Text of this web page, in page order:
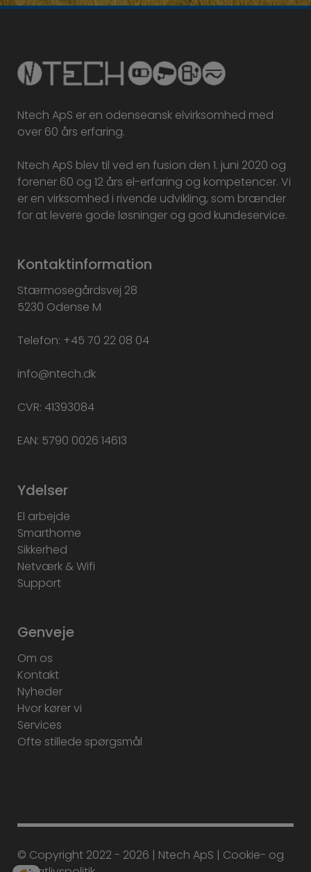
Ntech ApS er en odenseansk elvirksomhed med
over 60 års erfaring.
Ntech ApS blev til ved en fusion den 1. juni 2020 og
forener 60 og 12 års el-erfaring og kompetencer. Vi
er en virksomhed i rivende udvikling, som brænder
for at levere gode løsninger og god kundeservice.
Kontaktinformation
Stærmosegårdsvej 28
5230 Odense M
Telefon: +45 70 22 08 04
info@ntech.dk
CVR: 41393084
EAN: 5790 0026 14613
Ydelser
El arbejde
Smarthome
Sikkerhed
Netværk & Wifi
Support
Genveje
Om os
Kontakt
Nyheder
Hvor kører vi
Services
Ofte stillede spørgsmål
© Copyright 2022 - 2026 | Ntech ApS | Cookie- og